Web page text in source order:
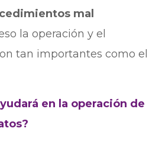
mal
la operación y el
tan importantes como el
en la operación de